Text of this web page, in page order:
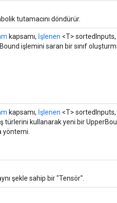
tutamacını döndürür.
kapsamı, İşlenen <T> sortedInputs,
işlemini saran bir sınıf
kapsamı, İşlenen <T> sortedInputs,
türlerini kullanarak yeni bir
yöntemi.
şekle sahip bir "Tensör".